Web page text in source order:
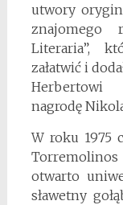
utwory
znajomego
Literaria”,
załatwić i
Herbertowi
nagrodę
W roku 1975
otwarto
sławetny